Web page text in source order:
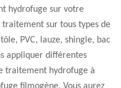
hydrofuge sur votre
sur tous types de
PVC, lauze, shingle, bac
appliquer différentes
traitement hydrofuge à